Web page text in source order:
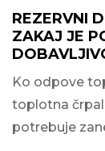
REZERVNI
ZAKAJ JE
Ko odpove
toplotna
potrebuje